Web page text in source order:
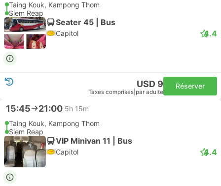
Taing Kouk, Kampong Thom
Siem Reap
Seater 45 | Bus
Capitol 4.4
USD 9
Taxes comprises par adulte
Réserver
15:45 21:00 5h 15m
Taing Kouk, Kampong Thom
Siem Reap
VIP Minivan 11 | Bus
Capitol 4.4